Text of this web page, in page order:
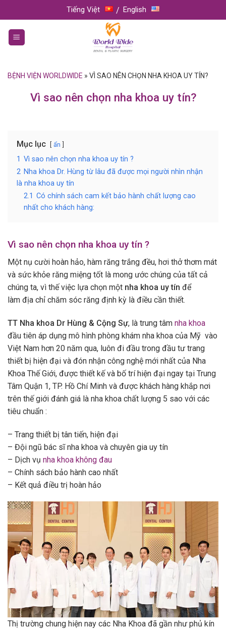
to
content
Tiếng Việt English
BỆNH VIỆN WORLDWIDE » VÌ SAO NÊN CHỌN NHA KHOA UY TÍN?
Vì sao nên chọn nha khoa uy tín?
Mục lục ẩn
1 Vì sao nên chọn nha khoa uy tín ?
2 Nha khoa Dr. Hùng từ lâu đã được mọi người nhìn nhận
là nha khoa uy tín
2.1 Có chính sách cam kết bảo hành chất lượng cao
nhất cho khách hàng:
Vì sao nên chọn nha khoa uy tín ?
Một nụ cười hoàn hảo, hàm răng trắng đều, hơi thở thơm mát
và sức khỏe răng miệng tốt là mong ước chúng của tất cả
chúng ta, vì thế việc lựa chọn một nha khoa uy tín để
làm địa chỉ chăm sóc răng định kỳ là điều cần thiết.
TT Nha khoa Dr Hùng & Cộng Sự, là trung tâm nha khoa
đầu tiên áp dụng mô hình phòng khám nha khoa của Mỹ vào
Việt Nam hơn 20 năm qua, luôn đi đầu trong đầu tư trang
thiết bị hiện đại và đón nhận công nghệ mới nhất của Nha
Khoa Thế Giới, được thiết kế và bố trí hiện đại ngay tại Trung
Tâm Quận 1, TP. Hồ Chí Minh và được khách hàng khắp nơi
trên thế giới đánh giá là nha khoa chất lượng 5 sao với các
tiêu chuẩn :
– Trang thiết bị tân tiến, hiện đại
– Đội ngũ bác sĩ nha khoa và chuyên gia uy tín
– Dịch vụ nha khoa không đau
– Chính sách bảo hành cao nhất
– Kết quả điều trị hoàn hảo
Thị trường chung hiện nay các Nha Khoa đã gần như phủ kín